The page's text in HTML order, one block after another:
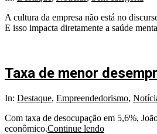
A cultura da empresa não está no
E isso impacta diretamente a saúde
Taxa de menor
In: Destaque, Empreendedorismo,
Com taxa de desocupação em 5,6%,
econômico.Continue lendo